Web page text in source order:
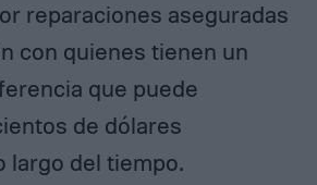
reparaciones aseguradas
con quienes tienen un
que puede
de dólares
largo del tiempo.